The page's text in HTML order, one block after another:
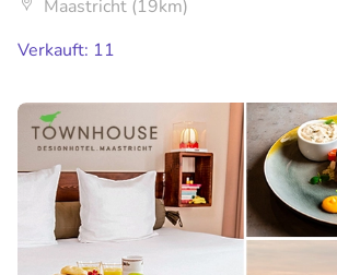
Maastricht (19km)
Verkauft: 11